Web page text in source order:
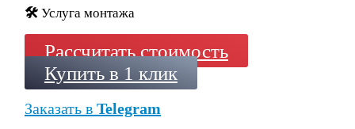
🛠️ Услуга монтажа
Рассчитать стоимость
Купить в 1 клик
Заказать в Telegram